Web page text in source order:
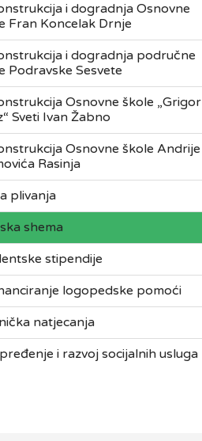
i dogradnja Osnovne
Fran Koncelak Drnje
i dogradnja područne
Podravske Sesvete
Osnovne škole „Grigor
Sveti Ivan Žabno
Osnovne škole Andrije
Rasinja
plivanja
shema
stipendije
logopedske pomoći
natjecanja
i razvoj socijalnih usluga